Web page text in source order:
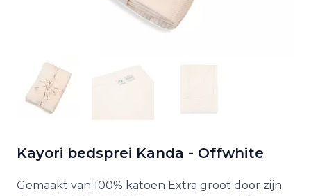
Kayori bedsprei Kanda - Offwhite
Gemaakt van 100% katoen Extra groot door zijn